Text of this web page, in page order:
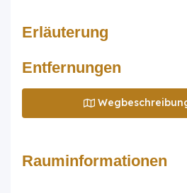
Erläuterung
Entfernungen
Rauminformationen